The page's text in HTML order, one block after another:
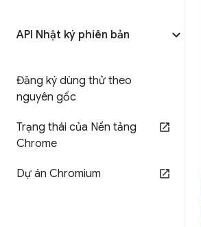
API Nhật ký phiên bản
Đăng ký dùng thử theo
nguyên gốc
Trạng thái của Nền tảng
Chrome
Dự án Chromium